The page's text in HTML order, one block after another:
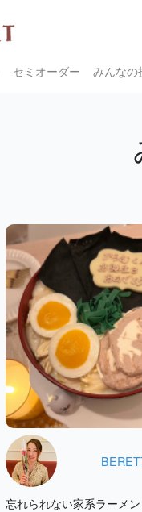
セミオーダー みんなの
忘れられない家系ラーメン